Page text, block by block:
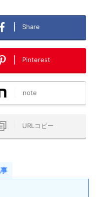
Share
Pinterest
note
URLコピー